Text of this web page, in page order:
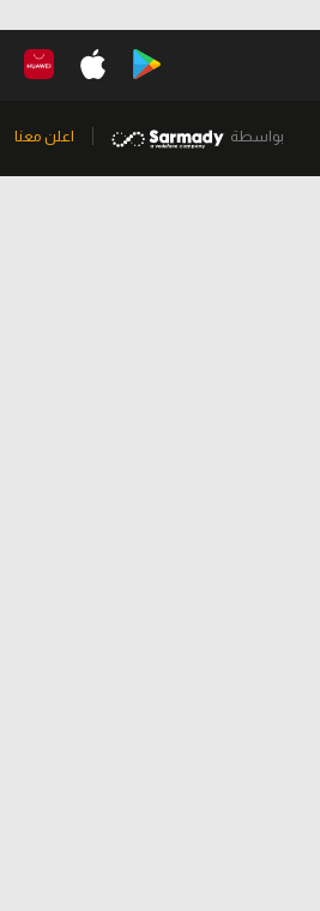
بواسطة اعلن معنا